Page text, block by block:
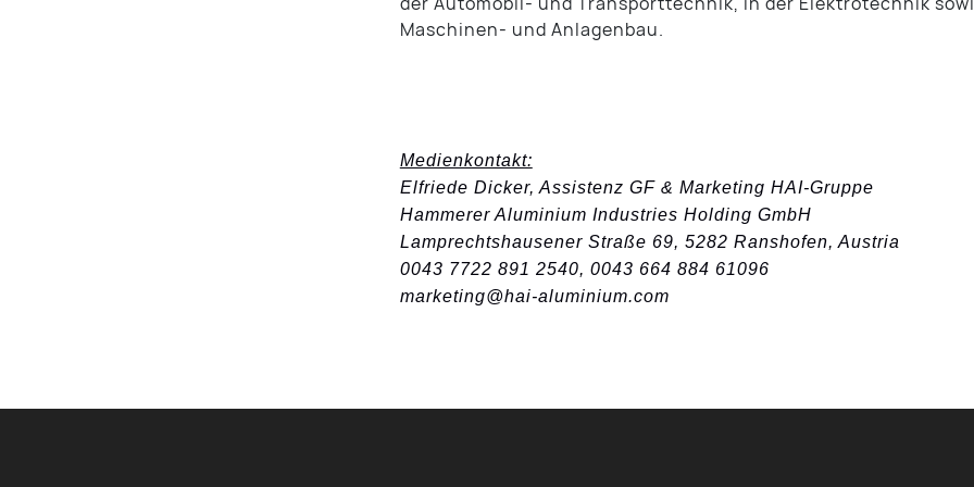
Maschinen- und Anlagenbau.
Medienkontakt:
Elfriede Dicker, Assistenz GF & Marketing HAI-Gruppe
Hammerer Aluminium Industries Holding GmbH
Lamprechtshausener Straße 69, 5282 Ranshofen, Austria
0043 7722 891 2540, 0043 664 884 61096
marketing@hai-aluminium.com